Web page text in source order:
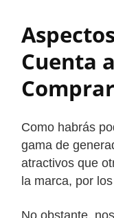
Cuenta
Como habrás
gama de
atractivos que
la marca, por
No obstante,